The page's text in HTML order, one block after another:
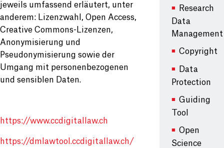
jeweils umfassend erläutert, unter
anderem: Lizenzwahl, Open Access,
Creative Commons-Lizenzen,
Anonymisierung und
Pseudonymisierung sowie der
Umgang mit personenbezogenen
und sensiblen Daten.
https://www.ccdigitallaw.ch
https://dmlawtool.ccdigitallaw.ch/
Research
Data
Management
Copyright
Data
Protection
Guiding
Tool
Open
Science